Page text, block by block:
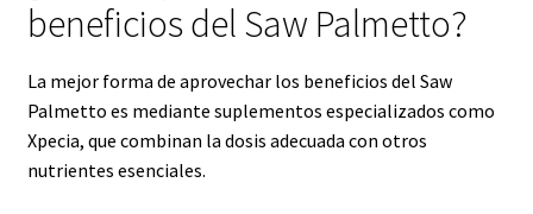
beneficios del Saw Palmetto?
La mejor forma de aprovechar los beneficios del Saw
Palmetto es mediante suplementos especializados como
Xpecia, que combinan la dosis adecuada con otros
nutrientes esenciales.